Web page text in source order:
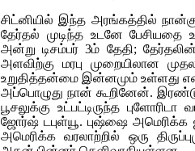
சிட்னியில் இந்த அரங்கத்தில்
தேர்தல் முடிந்த உடனே பேசியதை
அன்று டிசம்பர் 3ம் தேதி;
அளவிற்கு மரபு முறையிலான
உறுதித்தன்மை இன்னமும் உள்ளது
அப்பொழுது நான் கூறினேன்.
பூசலுக்கு உட்பட்டிருந்த
ஜோர்ஷ் டபுள்யூ. புஷ்ஷை அமெரிக்க
அமெரிக்க வரலாற்றில் ஒரு